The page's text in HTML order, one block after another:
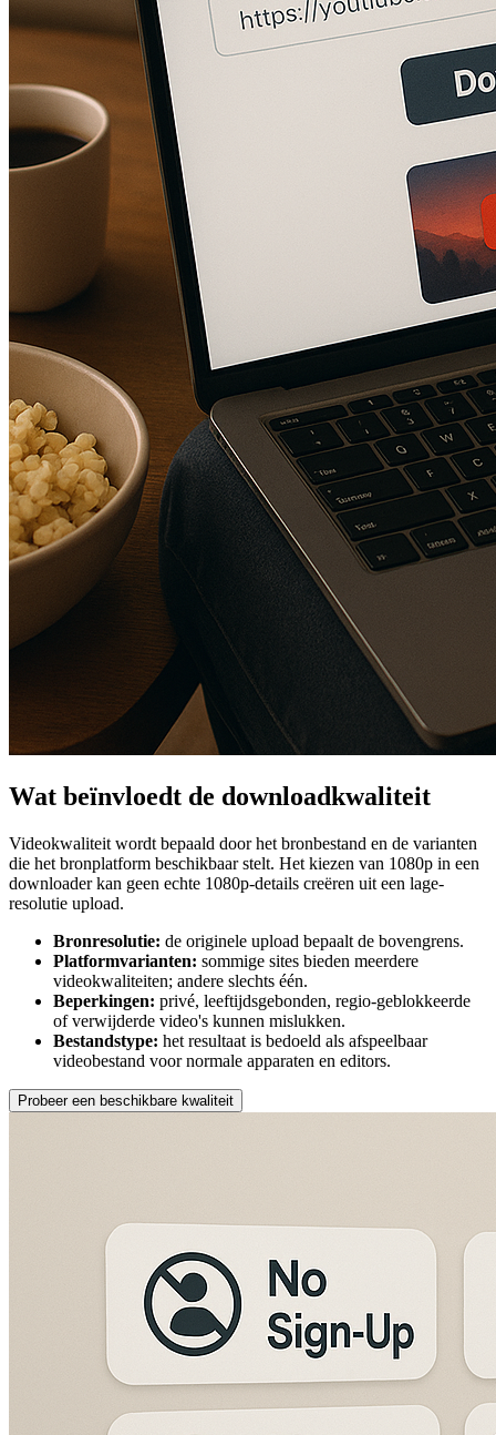
Wat beïnvloedt de downloadkwaliteit
Videokwaliteit wordt bepaald door het bronbestand en de varianten
die het bronplatform beschikbaar stelt. Het kiezen van 1080p in een
downloader kan geen echte 1080p-details creëren uit een lage-
resolutie upload.
Bronresolutie: de originele upload bepaalt de bovengrens.
Platformvarianten: sommige sites bieden meerdere
videokwaliteiten; andere slechts één.
Beperkingen: privé, leeftijdsgebonden, regio-geblokkeerde
of verwijderde video's kunnen mislukken.
Bestandstype: het resultaat is bedoeld als afspeelbaar
videobestand voor normale apparaten en editors.
Probeer een beschikbare kwaliteit